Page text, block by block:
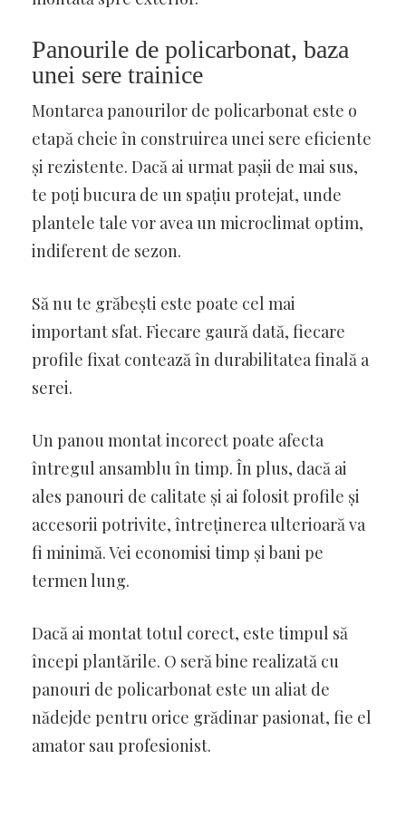
Panourile de policarbonat, baza
unei sere trainice
Montarea panourilor de policarbonat este o
etapă cheie în construirea unei sere eficiente
și rezistente. Dacă ai urmat pașii de mai sus,
te poți bucura de un spațiu protejat, unde
plantele tale vor avea un microclimat optim,
indiferent de sezon.
Să nu te grăbești este poate cel mai
important sfat. Fiecare gaură dată, fiecare
profile fixat contează în durabilitatea finală a
serei.
Un panou montat incorect poate afecta
întregul ansamblu în timp. În plus, dacă ai
ales panouri de calitate și ai folosit profile și
accesorii potrivite, întreținerea ulterioară va
fi minimă. Vei economisi timp și bani pe
termen lung.
Dacă ai montat totul corect, este timpul să
începi plantările. O seră bine realizată cu
panouri de policarbonat este un aliat de
nădejde pentru orice grădinar pasionat, fie el
amator sau profesionist.